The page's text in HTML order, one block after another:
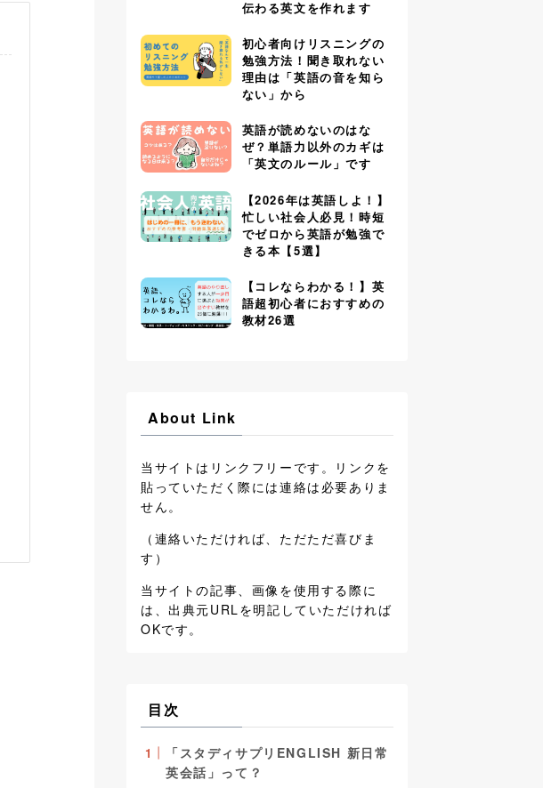
伝わる英文を作れます
初心者向けリスニングの
勉強方法！聞き取れない
理由は「英語の音を知ら
ない」から
英語が読めないのはな
ぜ？単語力以外のカギは
「英文のルール」です
【2026年は英語しよ！】
忙しい社会人必見！時短
でゼロから英語が勉強で
きる本【5選】
【コレならわかる！】英
語超初心者におすすめの
教材26選
About Link
当サイトはリンクフリーです。リンクを
貼っていただく際には連絡は必要ありま
せん。
（連絡いただければ、ただただ喜びま
す）
当サイトの記事、画像を使用する際に
は、出典元URLを明記していただければ
OKです。
目次
「スタディサプリENGLISH 新日常
英会話」って？